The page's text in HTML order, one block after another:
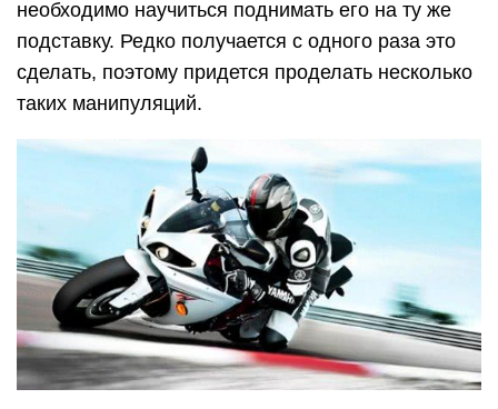
необходимо научиться поднимать его на ту же
подставку. Редко получается с одного раза это
сделать, поэтому придется проделать несколько
таких манипуляций.